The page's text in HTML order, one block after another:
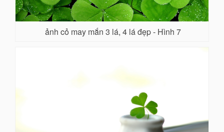
ảnh cỏ may mắn 3 lá, 4 lá đẹp - Hình 7